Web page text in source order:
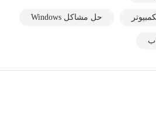
حل مشاكل Windows